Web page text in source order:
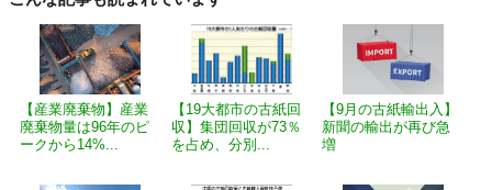
【産業廃棄物】産業
廃棄物量は96年のピ
ークから14%...
【19大都市の古紙回
収】集団回収が73％
を占め、分別...
【9月の古紙輸出入】
新聞の輸出が再び急
増